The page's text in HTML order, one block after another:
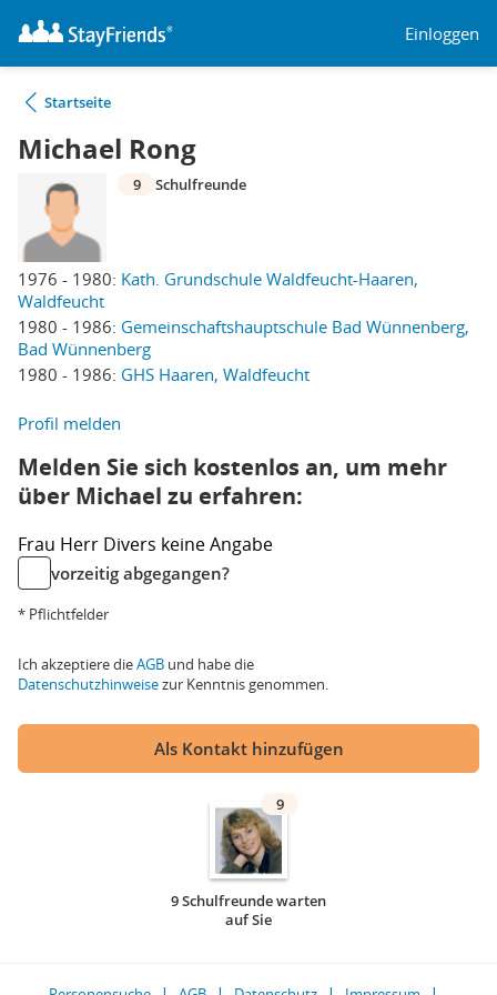
Einloggen
Startseite
Michael Rong
1976 - 1980: Kath. Grundschule Waldfeucht-Haaren,
Waldfeucht
1980 - 1986: Gemeinschaftshauptschule Bad Wünnenberg,
Bad Wünnenberg
1980 - 1986: GHS Haaren, Waldfeucht
9 Schulfreunde
Profil melden
Melden Sie sich kostenlos an, um mehr
über Michael zu erfahren:
Frau Herr Divers keine Angabe
vorzeitig abgegangen?
* Pflichtfelder
Ich akzeptiere dieAGB und habe die
Datenschutzhinweisezur Kenntnis genommen.
Als Kontakt hinzufügen
9
9 Schulfreunde warten
auf Sie